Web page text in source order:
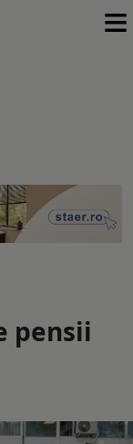
≡
pensii